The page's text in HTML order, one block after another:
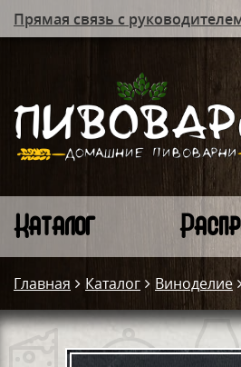
Прямая связь с
Каталог
Главная Каталог Виноделие